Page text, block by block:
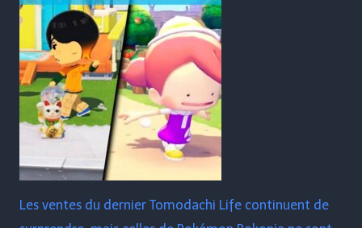
Les ventes du dernier Tomodachi Life continuent de